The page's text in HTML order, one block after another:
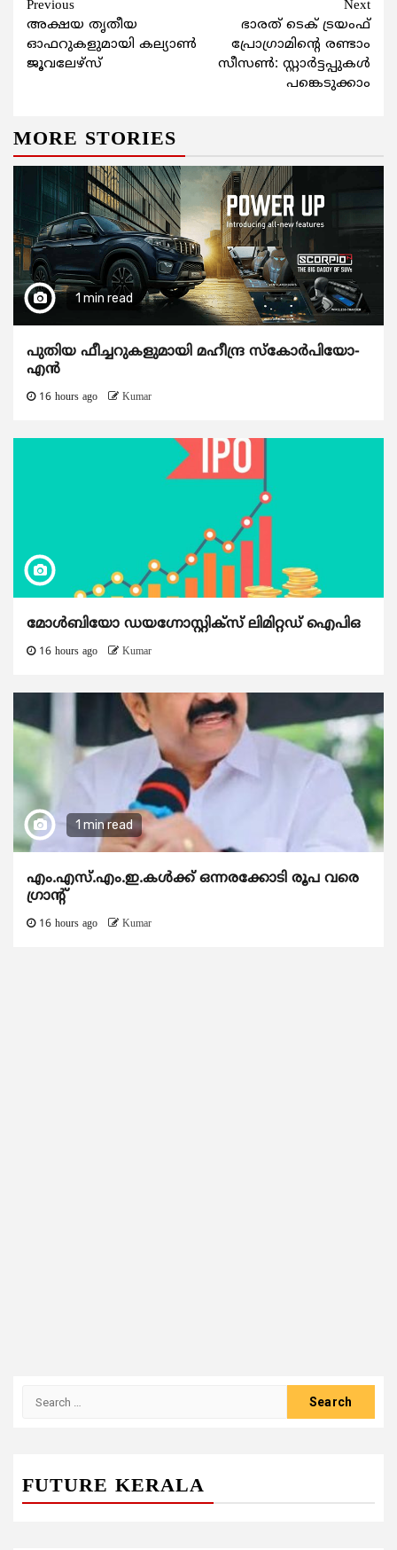
Continue
Reading
Previous
അക്ഷയ തൃതീയ
ഓഫറുകളുമായി കല്യാണ്‍
ജൂവലേഴ്സ്
Next
ഭാരത് ടെക് ട്രയംഫ്
പ്രോഗ്രാമിന്‍റെ രണ്ടാം
സീസണ്‍: സ്റ്റാര്‍ട്ടപ്പുകള്‍
പങ്കെടുക്കാം
MORE STORIES
1 min read
പുതിയ ഫീച്ചറുകളുമായി മഹീന്ദ്ര സ്കോർപിയോ-
എൻ
16 hours ago Kumar
മോൾബിയോ ഡയഗ്നോസ്റ്റിക്സ് ലിമിറ്റഡ് ഐപിഒ
16 hours ago Kumar
1 min read
എം.എസ്.എം.ഇ.കൾക്ക് ഒന്നരക്കോടി രൂപ വരെ
ഗ്രാന്റ്
16 hours ago Kumar
FUTURE KERALA